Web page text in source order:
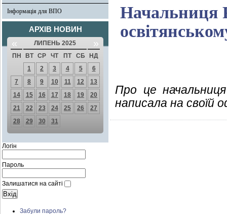
Інформація для ВПО
АРХІВ НОВИН
« ЛИПЕНЬ 2025 »
ПН ВТ СР ЧТ ПТ СБ
НД
1
2 3 4 5
6
7
8 9 10 11 12
13
14
15 16 17 18 19
20
21
22 23 24 25 26
27
28
29 30 31
Логін
Пароль
Залишатися на сайті
Забули пароль?
Начальниця
Про це начальниця
написала на своїй